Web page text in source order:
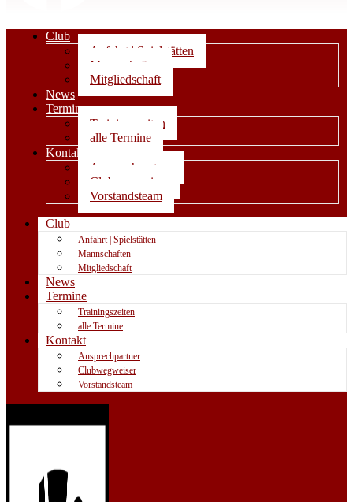
Club
Anfahrt | Spielstätten
Mannschaften
Mitgliedschaft
News
Termine
Trainingszeiten
alle Termine
Kontakt
Ansprechpartner
Clubwegweiser
Vorstandsteam
Club
Anfahrt | Spielstätten
Mannschaften
Mitgliedschaft
News
Termine
Trainingszeiten
alle Termine
Kontakt
Ansprechpartner
Clubwegweiser
Vorstandsteam